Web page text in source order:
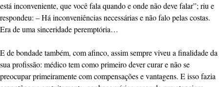
está inconveniente, que você fala quando e onde não deve falar”; riu e
respondeu: – Há inconveniências necessárias e não falo pelas costas.
Era de uma sinceridade peremptória…
E de bondade também, com afinco, assim sempre viveu a finalidade da
sua profissão: médico tem como primeiro dever curar e não se
preocupar primeiramente com compensações e vantagens. E isso fazia